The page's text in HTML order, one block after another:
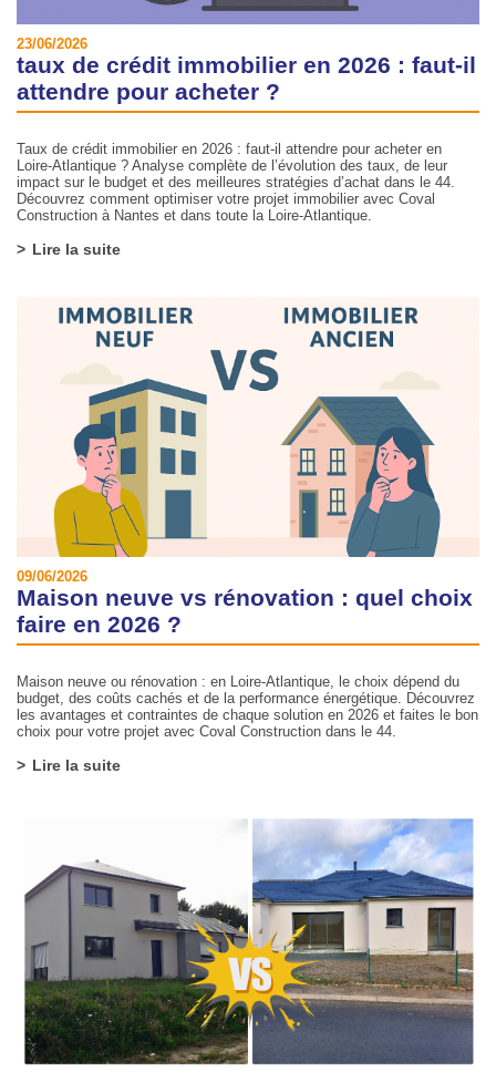
23/06/2026
taux de crédit immobilier en 2026 : faut-il
attendre pour acheter ?
Taux de crédit immobilier en 2026 : faut-il attendre pour acheter en
Loire-Atlantique ? Analyse complète de l’évolution des taux, de leur
impact sur le budget et des meilleures stratégies d’achat dans le 44.
Découvrez comment optimiser votre projet immobilier avec Coval
Construction à Nantes et dans toute la Loire-Atlantique.
Lire la suite
09/06/2026
Maison neuve vs rénovation : quel choix
faire en 2026 ?
Maison neuve ou rénovation : en Loire-Atlantique, le choix dépend du
budget, des coûts cachés et de la performance énergétique. Découvrez
les avantages et contraintes de chaque solution en 2026 et faites le bon
choix pour votre projet avec Coval Construction dans le 44.
Lire la suite